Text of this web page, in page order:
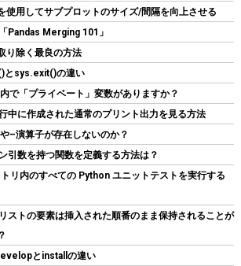
) PRO (マイクロン製) デスクトップ用メモリ
メーカー制限付無期限保証
国内正規代理店品】
) GBP 191.44 (2026-08-09 04:05 GMT +09:00 時点 -詳細
使用してサブプロットのサイズ/間隔を向上させる
Pandas Merging 101」
り除く最良の方法
とsys.exit()の違い
で「プライベート」変数がありますか？
中に作成された通常のプリント出力を見る方法
–演算子が存在しないのか？
引数を持つ関数を定義する方法は？
リ内のすべての Python ユニットテストを実行する
ストの要素は挿入された順番のまま保持されることが
とinstallの違い